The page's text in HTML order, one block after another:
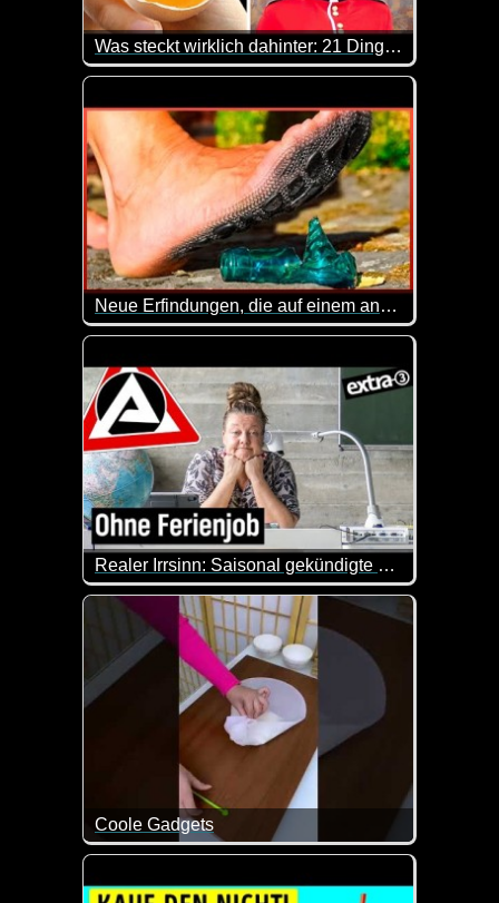
Was steckt wirklich dahinter: 21 Dinge mit verblüffendem Hintergrund
Hier kannst du mal wieder was lernen. Immer
Neue Erfindungen, die auf einem anderen Level sind - Teil 5
Gleich die erste Erfindung mit der im Auto
Realer Irrsinn: Saisonal gekündigte Lehrer*innen - extra 3
Wir haben zu wenig Lehrerinnen und Lehrer.
Coole Gadgets
Es macht immer wieder Spaß zu sehen, was man